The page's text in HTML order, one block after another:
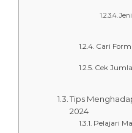
Cari
Cek
Tips
2024
Pelajari